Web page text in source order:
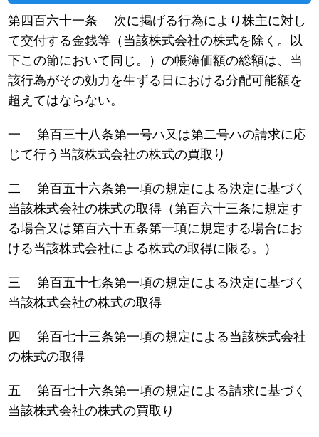
第四百六十一条 次に掲げる行為により株主に対し
て交付する金銭等（当該株式会社の株式を除く。以
下この節において同じ。）の帳簿価額の総額は、当
該行為がその効力を生ずる日における分配可能額を
超えてはならない。
一 第百三十八条第一号ハ又は第二号ハの請求に応
じて行う当該株式会社の株式の買取り
二 第百五十六条第一項の規定による決定に基づく
当該株式会社の株式の取得（第百六十三条に規定す
る場合又は第百六十五条第一項に規定する場合にお
ける当該株式会社による株式の取得に限る。）
三 第百五十七条第一項の規定による決定に基づく
当該株式会社の株式の取得
四 第百七十三条第一項の規定による当該株式会社
の株式の取得
五 第百七十六条第一項の規定による請求に基づく
当該株式会社の株式の買取り